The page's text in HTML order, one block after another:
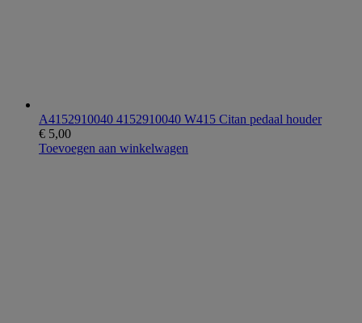
A4152910040 4152910040 W415 Citan pedaal houder
€ 5,00
Toevoegen aan winkelwagen